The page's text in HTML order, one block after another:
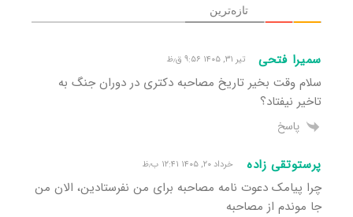
تازه‌ترین
سمیرا فتحی تیر ۳۱, ۱۴۰۵ ۹:۵۶ ق٫ظ
سلام وقت بخیر تاریخ مصاحبه دکتری در دوران جنگ به
تاخیر نیفتاد؟
پاسخ
پرستوتقی زاده خرداد ۲۰, ۱۴۰۵ ۱۲:۴۱ ب٫ظ
چرا پیامک دعوت نامه مصاحبه برای من نفرستادین، الان من
جا موندم از مصاحبه